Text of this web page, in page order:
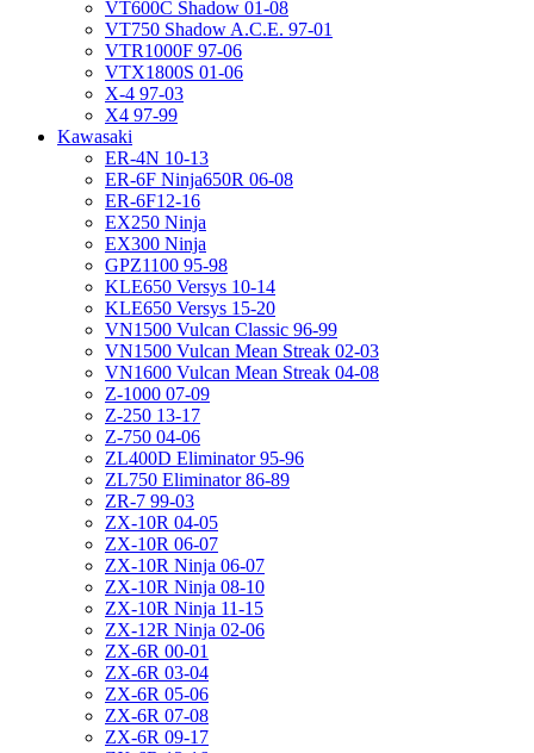
VT600C Shadow 01-08
VT750 Shadow A.C.E. 97-01
VTR1000F 97-06
VTX1800S 01-06
X-4 97-03
X4 97-99
Kawasaki
ER-4N 10-13
ER-6F Ninja650R 06-08
ER-6F12-16
EX250 Ninja
EX300 Ninja
GPZ1100 95-98
KLE650 Versys 10-14
KLE650 Versys 15-20
VN1500 Vulcan Classic 96-99
VN1500 Vulcan Mean Streak 02-03
VN1600 Vulcan Mean Streak 04-08
Z-1000 07-09
Z-250 13-17
Z-750 04-06
ZL400D Eliminator 95-96
ZL750 Eliminator 86-89
ZR-7 99-03
ZX-10R 04-05
ZX-10R 06-07
ZX-10R Ninja 06-07
ZX-10R Ninja 08-10
ZX-10R Ninja 11-15
ZX-12R Ninja 02-06
ZX-6R 00-01
ZX-6R 03-04
ZX-6R 05-06
ZX-6R 07-08
ZX-6R 09-17